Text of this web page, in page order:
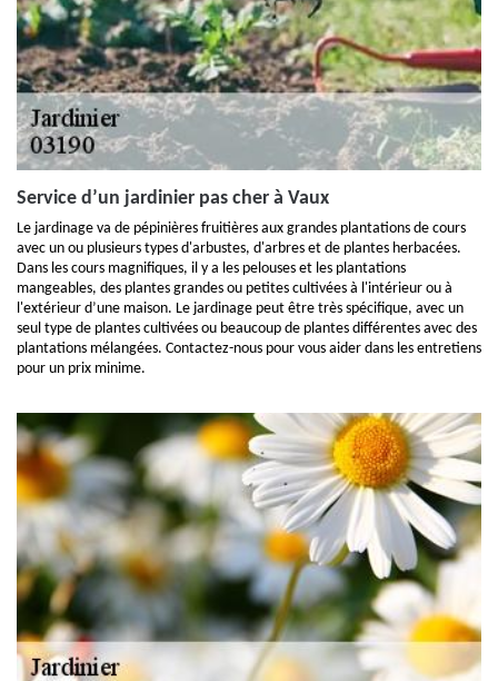
Service d’un jardinier pas cher à Vaux
Le jardinage va de pépinières fruitières aux grandes plantations de cours
avec un ou plusieurs types d'arbustes, d'arbres et de plantes herbacées.
Dans les cours magnifiques, il y a les pelouses et les plantations
mangeables, des plantes grandes ou petites cultivées à l'intérieur ou à
l'extérieur d’une maison. Le jardinage peut être très spécifique, avec un
seul type de plantes cultivées ou beaucoup de plantes différentes avec des
plantations mélangées. Contactez-nous pour vous aider dans les entretiens
pour un prix minime.